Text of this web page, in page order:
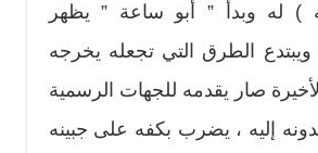
) له وبدأ ” أبو ساعة ” يظهر
الطرق التي تجعله يخرجه
صار يقدمه للجهات الرسمية
إليه ، يضرب بكفه على جبينه